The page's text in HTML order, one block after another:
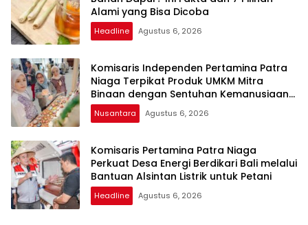
Alami yang Bisa Dicoba
Headline Agustus 6, 2026
Komisaris Independen Pertamina Patra
Niaga Terpikat Produk UMKM Mitra
Binaan dengan Sentuhan Kemanusiaan
dan Keberlanjutan
Nusantara Agustus 6, 2026
Komisaris Pertamina Patra Niaga
Perkuat Desa Energi Berdikari Bali melalui
Bantuan Alsintan Listrik untuk Petani
Headline Agustus 6, 2026